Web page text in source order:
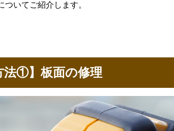
いてご紹介します。
法①】板面の修理